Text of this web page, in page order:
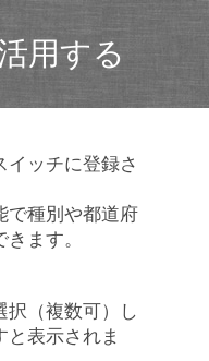
用する
イッチに登録さ
で種別や都道府
ます。
択（複数可）し
と表示されま